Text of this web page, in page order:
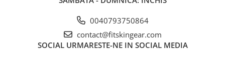
0040793750864
contact@fitskingear.com
SOCIAL URMARESTE-NE IN SOCIAL MEDIA